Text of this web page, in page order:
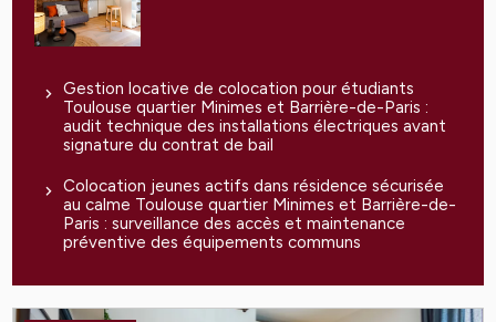
Gestion locative de colocation pour étudiants
Toulouse quartier Minimes et Barrière-de-Paris :
audit technique des installations électriques avant
signature du contrat de bail
Colocation jeunes actifs dans résidence sécurisée
au calme Toulouse quartier Minimes et Barrière-de-
Paris : surveillance des accès et maintenance
préventive des équipements communs